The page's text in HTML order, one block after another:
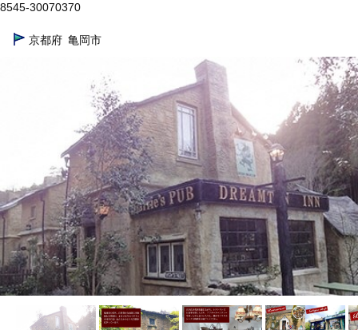
TOP 旅行・宿泊・体験
TOP 旅行・宿泊・体験
8545-30070370
京都府 亀岡市